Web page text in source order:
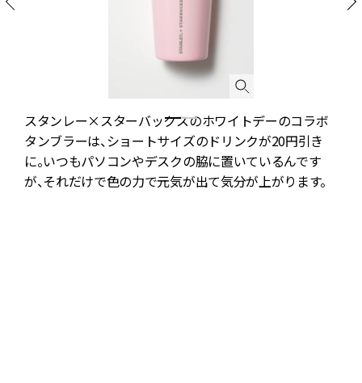
スタンレー×スターバックスのホワイトデーのコラボ
タンブラーは、ショートサイズのドリンクが20円引き
に。いつもパソコンやデスクの脇に置いているんです
が、それだけで色の力で元気が出て気分が上がります。